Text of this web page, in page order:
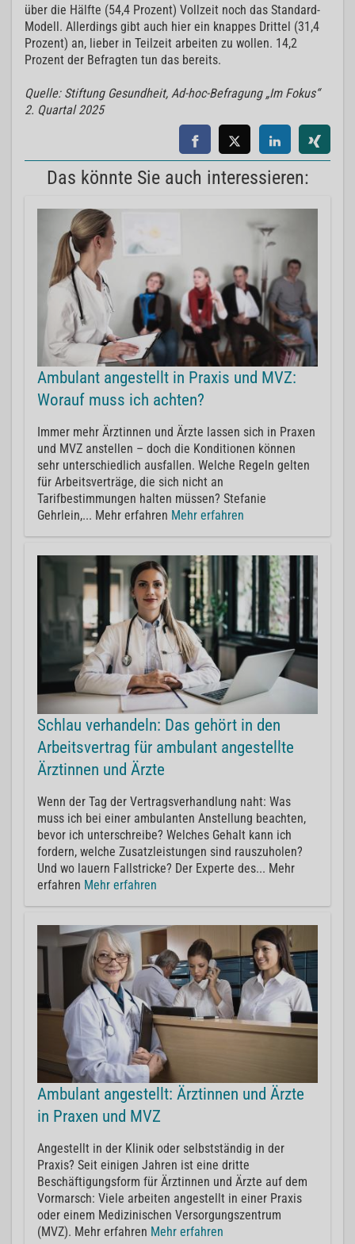
über die Hälfte (54,4 Prozent) Vollzeit noch das Standard-
Modell. Allerdings gibt auch hier ein knappes Drittel (31,4
Prozent) an, lieber in Teilzeit arbeiten zu wollen. 14,2
Prozent der Befragten tun das bereits.
Quelle: Stiftung Gesundheit, Ad-hoc-Befragung „Im Fokus“
2. Quartal 2025
Das könnte Sie auch interessieren:
Ambulant angestellt in Praxis und MVZ:
Worauf muss ich achten?
Immer mehr Ärztinnen und Ärzte lassen sich in Praxen
und MVZ anstellen – doch die Konditionen können
sehr unterschiedlich ausfallen. Welche Regeln gelten
für Arbeitsverträge, die sich nicht an
Tarifbestimmungen halten müssen? Stefanie
Gehrlein,... Mehr erfahren Mehr erfahren
Schlau verhandeln: Das gehört in den
Arbeitsvertrag für ambulant angestellte
Ärztinnen und Ärzte
Wenn der Tag der Vertragsverhandlung naht: Was
muss ich bei einer ambulanten Anstellung beachten,
bevor ich unterschreibe? Welches Gehalt kann ich
fordern, welche Zusatzleistungen sind rauszuholen?
Und wo lauern Fallstricke? Der Experte des... Mehr
erfahren Mehr erfahren
Ambulant angestellt: Ärztinnen und Ärzte
in Praxen und MVZ
Angestellt in der Klinik oder selbstständig in der
Praxis? Seit einigen Jahren ist eine dritte
Beschäftigungsform für Ärztinnen und Ärzte auf dem
Vormarsch: Viele arbeiten angestellt in einer Praxis
oder einem Medizinischen Versorgungszentrum
(MVZ). Mehr erfahren Mehr erfahren